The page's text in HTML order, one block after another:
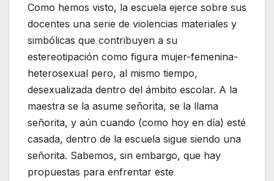
Como hemos visto, la escuela ejerce sobre sus
docentes una serie de violencias materiales y
simbólicas que contribuyen a su
estereotipación como figura mujer-femenina-
heterosexual pero, al mismo tiempo,
desexualizada dentro del ámbito escolar. A la
maestra se la asume señorita, se la llama
señorita, y aún cuando (como hoy en día) esté
casada, dentro de la escuela sigue siendo una
señorita. Sabemos, sin embargo, que hay
propuestas para enfrentar este